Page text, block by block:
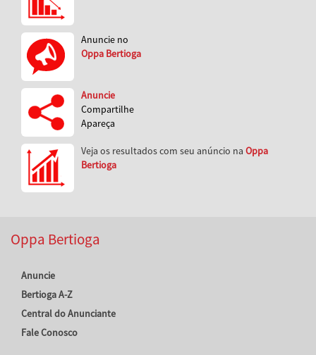
Anuncie no
Oppa Bertioga
Anuncie
Compartilhe
Apareça
Veja os resultados com seu anúncio na Oppa
Bertioga
Oppa Bertioga
Anuncie
Bertioga A-Z
Central do Anunciante
Fale Conosco